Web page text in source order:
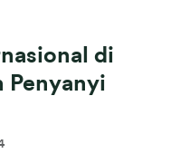
di
Penyanyi